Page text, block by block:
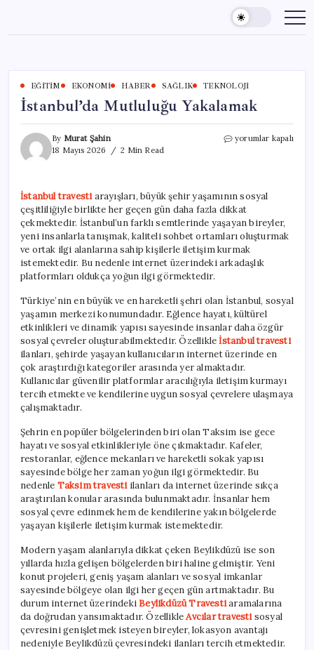
content
EĞITIM EKONOMI HABER SAĞLIK TEKNOLOJI
İstanbul’da Mutluluğu Yakalamak
By Murat Şahin
18 Mayıs 2026
2 Min Read
İstanbul’da
yorumlar kapalı
İstanbul travestiarayışları, büyük şehir yaşamının sosyal
çeşitliliğiyle birlikte her geçen gün daha fazla dikkat
çekmektedir. İstanbul’un farklı semtlerinde yaşayan bireyler,
yeni insanlarla tanışmak, kaliteli sohbet ortamları oluşturmak
ve ortak ilgi alanlarına sahip kişilerle iletişim kurmak
istemektedir. Bu nedenle internet üzerindeki arkadaşlık
platformları oldukça yoğun ilgi görmektedir.
Türkiye’nin en büyük ve en hareketli şehri olan İstanbul, sosyal
yaşamın merkezi konumundadır. Eğlence hayatı, kültürel
etkinlikleri ve dinamik yapısı sayesinde insanlar daha özgür
sosyal çevreler oluşturabilmektedir. Özellikleİstanbul travesti
ilanları, şehirde yaşayan kullanıcıların internet üzerinde en
çok araştırdığı kategoriler arasında yer almaktadır.
Kullanıcılar güvenilir platformlar aracılığıyla iletişim kurmayı
tercih etmekte ve kendilerine uygun sosyal çevrelere ulaşmaya
çalışmaktadır.
Şehrin en popüler bölgelerinden biri olan Taksim ise gece
hayatı ve sosyal etkinlikleriyle öne çıkmaktadır. Kafeler,
restoranlar, eğlence mekanları ve hareketli sokak yapısı
sayesinde bölge her zaman yoğun ilgi görmektedir. Bu
nedenle Taksim travestiilanları da internet üzerinde sıkça
araştırılan konular arasında bulunmaktadır. İnsanlar hem
sosyal çevre edinmek hem de kendilerine yakın bölgelerde
yaşayan kişilerle iletişim kurmak istemektedir.
Modern yaşam alanlarıyla dikkat çeken Beylikdüzü ise son
yıllarda hızla gelişen bölgelerden biri haline gelmiştir. Yeni
konut projeleri, geniş yaşam alanları ve sosyal imkanlar
sayesinde bölgeye olan ilgi her geçen gün artmaktadır. Bu
durum internet üzerindekiBeylikdüzü Travestiaramalarına
da doğrudan yansımaktadır. ÖzellikleAvcılar travestisosyal
çevresini genişletmek isteyen bireyler, lokasyon avantajı
nedeniyle Beylikdüzü çevresindeki ilanları tercih etmektedir.